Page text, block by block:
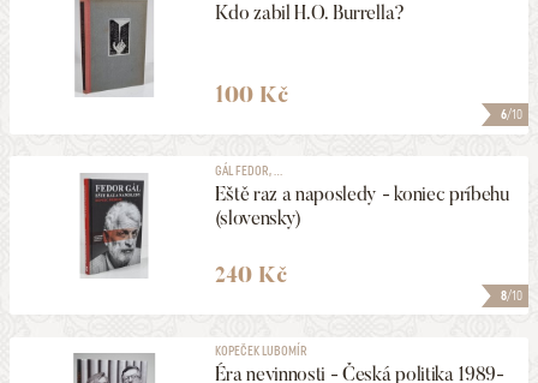
6/10
Kdo zabil H.O. Burrella?
100 Kč
8/10
GÁL FEDOR, ...
Eště raz a naposledy - koniec príbehu
(slovensky)
240 Kč
KOPEČEK LUBOMÍR
Éra nevinnosti - Česká politika 1989-